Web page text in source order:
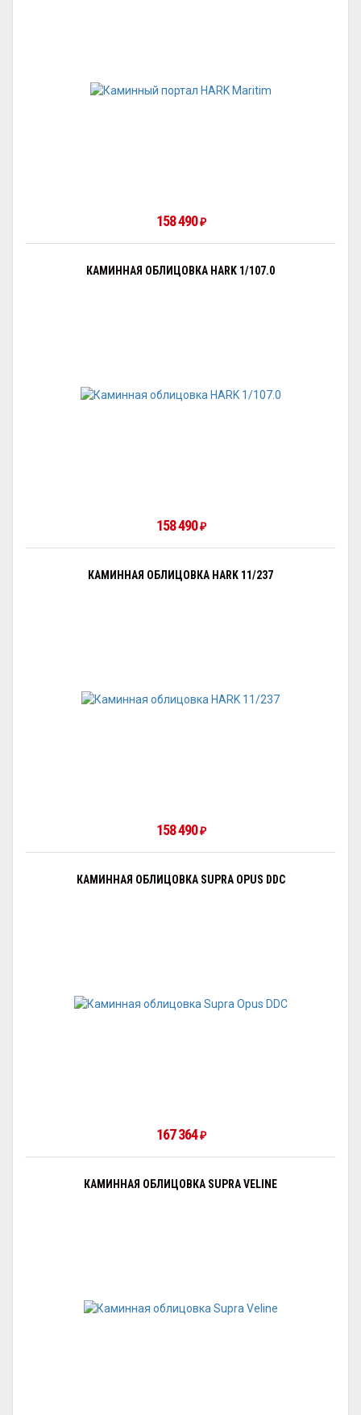
158 490 ₽
КАМИННАЯ ОБЛИЦОВКА HARK 1/107.0
158 490 ₽
КАМИННАЯ ОБЛИЦОВКА HARK 11/237
158 490 ₽
КАМИННАЯ ОБЛИЦОВКА SUPRA OPUS DDC
167 364 ₽
КАМИННАЯ ОБЛИЦОВКА SUPRA VELINE